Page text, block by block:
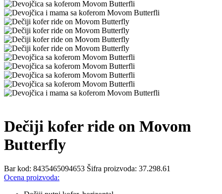
Dečiji kofer ride on Movom
Butterfly
Bar kod: 8435465094653 Šifra proizvoda: 37.298.61
Ocena proizvoda: